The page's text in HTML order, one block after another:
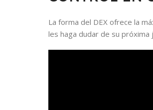
La forma del DEX ofrece la
les haga dudar de su próxima